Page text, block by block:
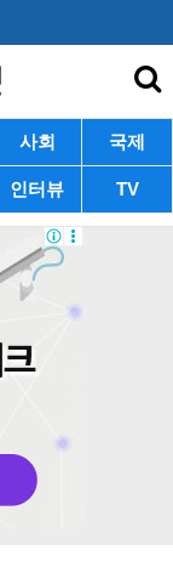
사회 국제
인터뷰 TV